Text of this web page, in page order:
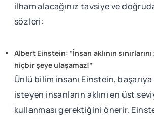
ilham alacağınız tavsiye ve
sözleri:
Albert Einstein: “İnsan aklının
hiçbir şeye ulaşamaz!”
Ünlü bilim insanı Einstein,
isteyen insanların aklını en üst
kullanması gerektiğini önerir.